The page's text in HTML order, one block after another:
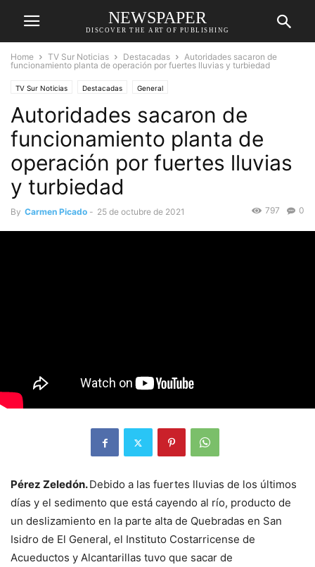
NEWSPAPER
DISCOVER THE ART OF PUBLISHING
Home TV Sur Noticias Destacadas
Autoridades sacaron de
funcionamiento planta de operación por fuertes lluvias y turbiedad
TV Sur Noticias Destacadas General
Autoridades sacaron de
funcionamiento planta de
operación por fuertes lluvias
y turbiedad
By Carmen Picado - 25 de octubre de 2021 0
797
Pérez Zeledón.Debido a las fuertes lluvias de los últimos
días y el sedimento que está cayendo al río, producto de
un deslizamiento en la parte alta de Quebradas en San
Isidro de El General, el Instituto Costarricense de
Acueductos y Alcantarillas tuvo que sacar de